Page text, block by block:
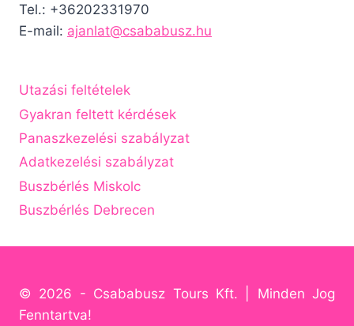
Tel.: +36202331970
E-mail: ajanlat@csababusz.hu
Utazási feltételek
Gyakran feltett kérdések
Panaszkezelési szabályzat
Adatkezelési szabályzat
Buszbérlés Miskolc
Buszbérlés Debrecen
© 2026 - Csababusz Tours Kft. | Minden Jog
Fenntartva!